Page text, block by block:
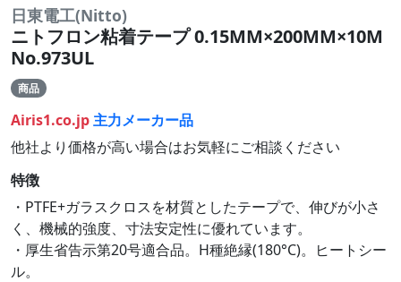
日東電工(Nitto)
ニトフロン粘着テープ 0.15MM×200MM×10M
No.973UL
商品
Airis1.co.jp主力メーカー品
他社より価格が高い場合はお気軽にご相談ください
特徴
・PTFE+ガラスクロスを材質としたテープで、伸びが小さ
く、機械的強度、寸法安定性に優れています。
・厚生省告示第20号適合品。H種絶縁(180°C)。ヒートシー
ル。